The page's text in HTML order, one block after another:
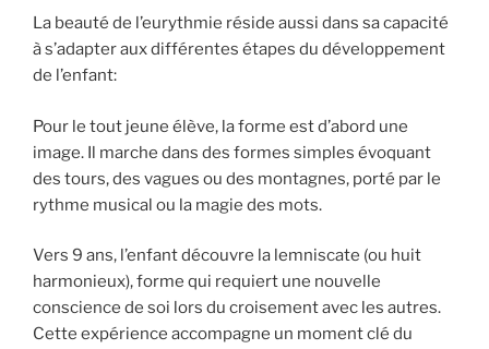
La beauté de l’eurythmie réside aussi dans sa capacité
à s’adapter aux différentes étapes du développement
de l’enfant:
Pour le tout jeune élève, la forme est d’abord une
image. Il marche dans des formes simples évoquant
des tours, des vagues ou des montagnes, porté par le
rythme musical ou la magie des mots.
Vers 9 ans, l’enfant découvre la lemniscate (ou huit
harmonieux), forme qui requiert une nouvelle
conscience de soi lors du croisement avec les autres.
Cette expérience accompagne un moment clé du